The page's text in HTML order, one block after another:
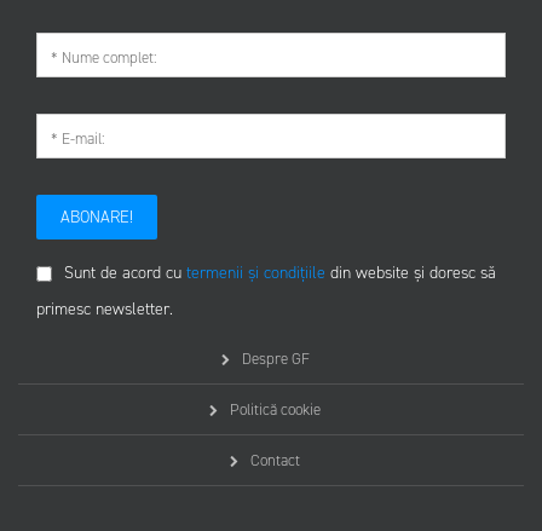
ABONARE!
Sunt de acord cu termenii și condițiile din website și doresc să
primesc newsletter.
Despre GF
Politică cookie
Contact